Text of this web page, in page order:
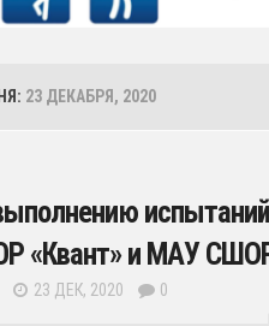
23 ДЕКАБРЯ, 2020
«Квант» и МАУ
23 ДЕК, 2020 0